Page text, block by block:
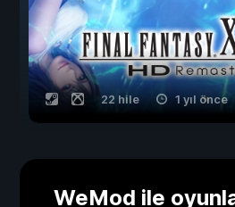
22 hile 1 yıl önce
WeMod ile